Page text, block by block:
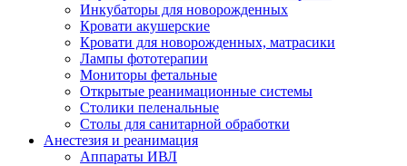
Инкубаторы для новорожденных
Кровати акушерские
Кровати для новорожденных, матрасики
Лампы фототерапии
Мониторы фетальные
Открытые реанимационные системы
Столики пеленальные
Столы для санитарной обработки
Анестезия и реанимация
Аппараты ИВЛ